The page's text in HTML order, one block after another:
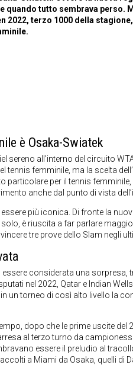
quando tutto sembrava perso.
2022, terzo 1000 della
è Osaka-Swiatek
sereno all’interno del circuito
femminile, ma la scelta
particolare per il tennis
anche dal punto di vista
più iconica. Di fronte la
è riuscita a far parlare
tre prove dello Slam negli
considerata una sorpresa,
nel 2022, Qatar e Indian
un torneo di così alto livello la
dopo che le prime uscite del
al terzo turno da
essere il preludio al
a Miami da Osaka, quelli di